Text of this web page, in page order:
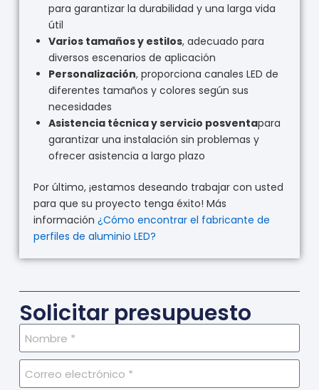
para garantizar la durabilidad y una larga vida
útil
Varios tamaños y estilos, adecuado para
diversos escenarios de aplicación
Personalización, proporciona canales LED de
diferentes tamaños y colores según sus
necesidades
Asistencia técnica y servicio posventapara
garantizar una instalación sin problemas y
ofrecer asistencia a largo plazo
Por último, ¡estamos deseando trabajar con usted
para que su proyecto tenga éxito! Más
información ¿Cómo encontrar el fabricante de
perfiles de aluminio LED?
Solicitar presupuesto